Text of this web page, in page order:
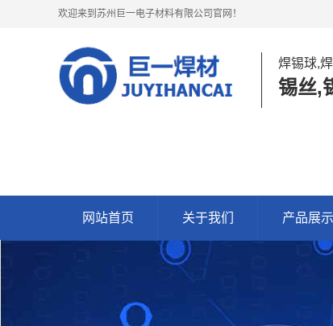
欢迎来到苏州巨一电子材料有限公司官网！
焊锡球,
锡丝,
网站首页 关于我们 产品展示